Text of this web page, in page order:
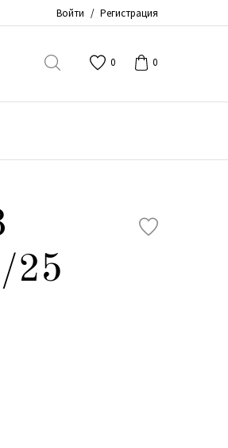
Войти / Регистрация
0 0
25